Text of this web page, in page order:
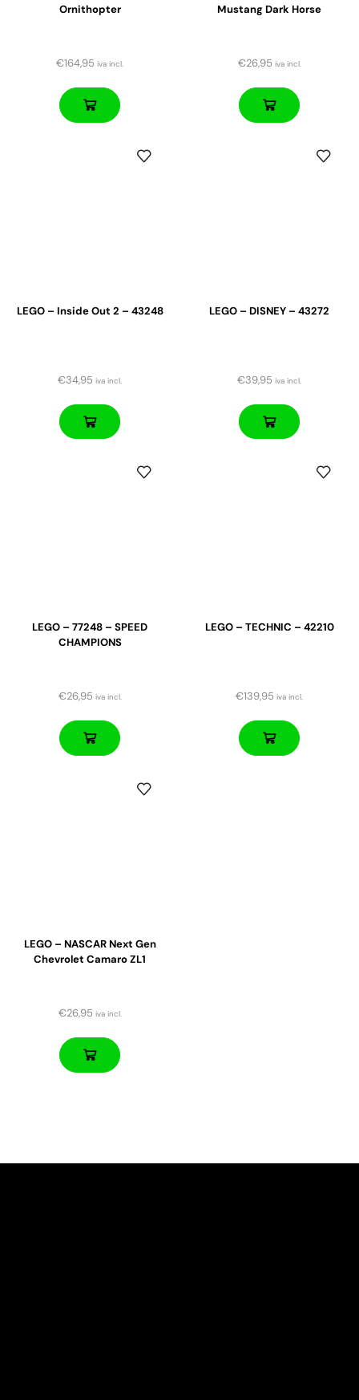
Ornithopter
€164,95 iva incl.
Mustang Dark Horse
€26,95 iva incl.
LEGO – Inside Out 2 – 43248
€34,95 iva incl.
LEGO – DISNEY – 43272
€39,95 iva incl.
LEGO – 77248 – SPEED
CHAMPIONS
€26,95 iva incl.
LEGO – TECHNIC – 42210
€139,95 iva incl.
LEGO – NASCAR Next Gen
Chevrolet Camaro ZL1
€26,95 iva incl.